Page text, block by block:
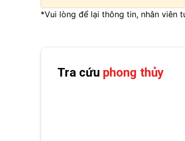
*Vui lòng để lại thông tin, nhân viên
Tra cứu phong thủy